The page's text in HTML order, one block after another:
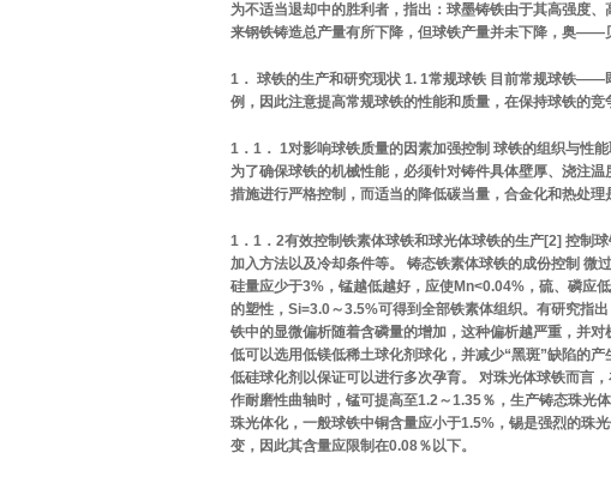
为不适当退却中的胜利者，指出：球墨铸铁由于其高强度
来钢铁铸造总产量有所下降，但球铁产量并未下降，奥——
1． 球铁的生产和研究现状 1. 1常规球铁 目前常规球铁——
例，因此注意提高常规球铁的性能和质量，在保持球铁的竞
1．1． 1对影响球铁质量的因素加强控制 球铁的组织与性
为了确保球铁的机械性能，必须针对铸件具体壁厚、浇注
措施进行严格控制，而适当的降低碳当量，合金化和热处理
1．1．2有效控制铁素体球铁和球光体球铁的生产[2] 控制
加入方法以及冷却条件等。 铸态铁素体球铁的成份控制 微
硅量应少于3%，锰越低越好，应使Mn<0.04%，硫、磷应
的塑性，Si=3.0～3.5%可得到全部铁素体组织。有研究指
铁中的显微偏析随着含磷量的增加，这种偏析越严重，并
低可以选用低镁低稀土球化剂球化，并减少“黑斑”缺陷的
低硅球化剂以保证可以进行多次孕育。 对珠光体球铁而言
作耐磨性曲轴时，锰可提高至1.2～1.35％，生产铸态珠光
珠光体化，一般球铁中铜含量应小于1.5%，锡是强烈的珠
变，因此其含量应限制在0.08％以下。